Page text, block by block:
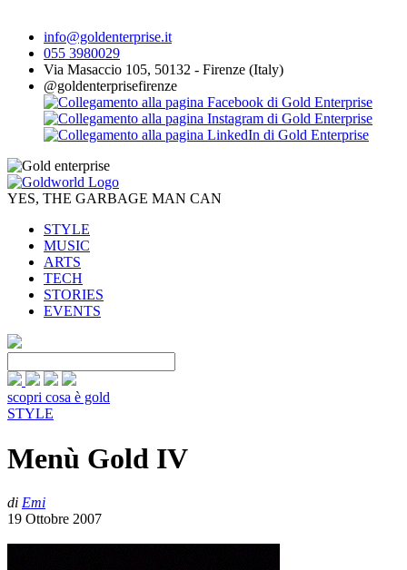
info@goldenterprise.it
055 3980029
Via Masaccio 105, 50132 - Firenze (Italy)
@goldenterprisefirenze
YES, THE GARBAGE MAN CAN
STYLE
MUSIC
ARTS
TECH
STORIES
EVENTS
scopri cosa è gold
STYLE
Menù Gold IV
di Emi
19 Ottobre 2007